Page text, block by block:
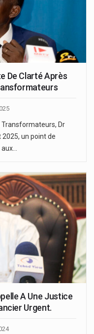
De Clarté Après
Transformateurs, Dr
un point de
A Une Justice
Urgent.